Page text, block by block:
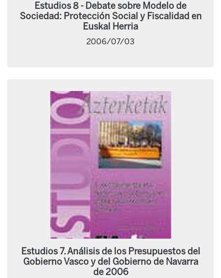
Estudios 8 - Debate sobre Modelo de
Sociedad: Protección Social y Fiscalidad en
Euskal Herria
2006/07/03
Estudios 7. Análisis de los Presupuestos del
Gobierno Vasco y del Gobierno de Navarra
de 2006